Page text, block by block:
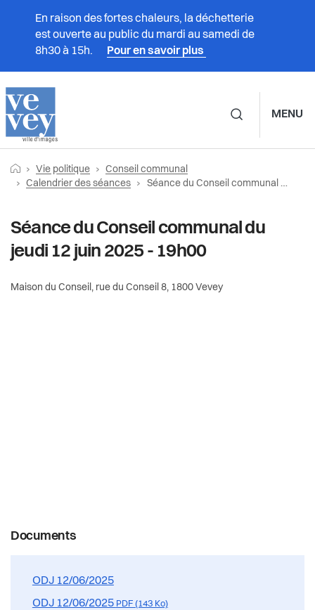
En raison des fortes chaleurs, la déchetterie
est ouverte au public du mardi au samedi de
8h30 à 15h.
Pour en savoir plus
MENU
Prestations
Administration
Vie politique
Vie politique
Municipalité
Conseil communal
Conseil communal
Séances passées et vidéos
Documents du Conseil communal
Partis politiques
Fil
d'Ariane
Retourner vers la page d'accueil
Vie politique
Conseil communal
Calendrier des séances
Page actuelle:
Séance du Conseil communal du jeudi 12 juin 2025 - 19h00
Séance du Conseil communal du
jeudi 12 juin 2025 - 19h00
Maison du Conseil, rue du Conseil 8, 1800 Vevey
Documents
ODJ 12/06/2025
ODJ 12/06/2025 PDF (143 Ko)